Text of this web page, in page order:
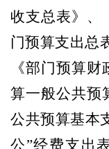
收支总表》、
门预算支出总
《部门预算
算一般公共预
公共预算基本
公”经费支出